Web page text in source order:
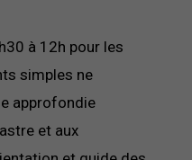
à 12h pour les
simples ne
approfondie
et aux